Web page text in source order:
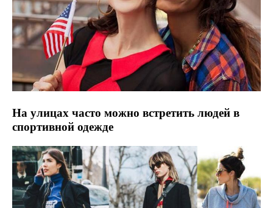
На улицах часто можно встретить людей в
спортивной одежде